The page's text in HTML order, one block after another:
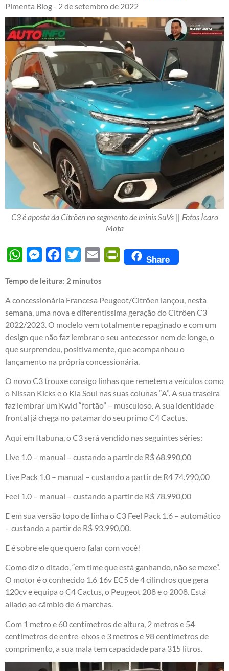
Pimenta Blog - 2 de setembro de 2022
C3 é aposta da Citröen no segmento de minis SuVs || Fotos Ícaro
Mota
WhatsAppMessengerFacebook
Twitter Email PrintFriendly
Share
Tempo de leitura: 2 minutos
A concessionária Francesa Peugeot/Citröen lançou, nesta
semana, uma nova e diferentíssima geração do Citröen C3
2022/2023. O modelo vem totalmente repaginado e com um
design que não faz lembrar o seu antecessor nem de longe, o
que surprendeu, positivamente, que acompanhou o
lançamento na própria concessionária.
O novo C3 trouxe consigo linhas que remetem a veículos como
o Nissan Kicks e o Kia Soul nas suas colunas “A”. A sua traseira
faz lembrar um Kwid “fortão” – musculoso. A sua identidade
frontal já chega no patamar do seu primo C4 Cactus.
Aqui em Itabuna, o C3 será vendido nas seguintes séries:
Live 1.0 – manual – custando a partir de R$ 68.990,00
Live Pack 1.0 – manual – custando a partir de R4 74.990,00
Feel 1.0 – manual – custando a partir de R$ 78.990,00
E em sua versão topo de linha o C3 Feel Pack 1.6 – automático
– custando a partir de R$ 93.990,00.
E é sobre ele que quero falar com você!
Como diz o ditado, “em time que está ganhando, não se mexe”.
O motor é o conhecido 1.6 16v EC5 de 4 cilindros que gera
120cv e equipa o C4 Cactus, o Peugeot 208 e o 2008. Está
aliado ao câmbio de 6 marchas.
Com 1 metro e 60 centímetros de altura, 2 metros e 54
centímetros de entre-eixos e 3 metros e 98 centímetros de
comprimento, a sua mala tem capacidade para 315 litros.